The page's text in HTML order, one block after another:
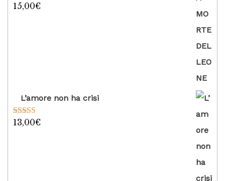
Valutato
15,00€
L’amore non ha crisi
Valutato
13,00€